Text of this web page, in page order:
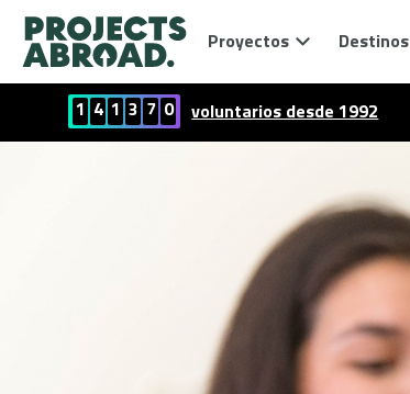
Proyectos Destinos
1 4 1 3 7 0 voluntarios desde 1992